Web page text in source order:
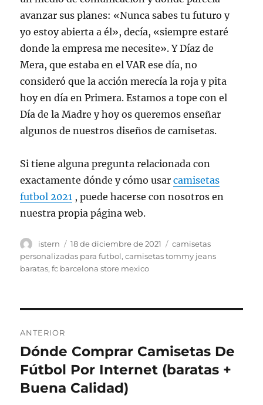
avanzar sus planes: «Nunca sabes tu futuro y
yo estoy abierta a él», decía, «siempre estaré
donde la empresa me necesite». Y Díaz de
Mera, que estaba en el VAR ese día, no
consideró que la acción merecía la roja y pita
hoy en día en Primera. Estamos a tope con el
Día de la Madre y hoy os queremos enseñar
algunos de nuestros diseños de camisetas.
Si tiene alguna pregunta relacionada con
exactamente dónde y cómo usarcamisetas
futbol 2021 , puede hacerse con nosotros en
nuestra propia página web.
Autor
istern
Publicado
el
18 de diciembre de 2021 Etiquetas
camisetas
personalizadas para futbol,camisetas tommy jeans
baratas,fc barcelona store mexico
de
entradas
ANTERIOR
Entrada
anterior:
Dónde Comprar Camisetas De
Fútbol Por Internet (baratas +
Buena Calidad)